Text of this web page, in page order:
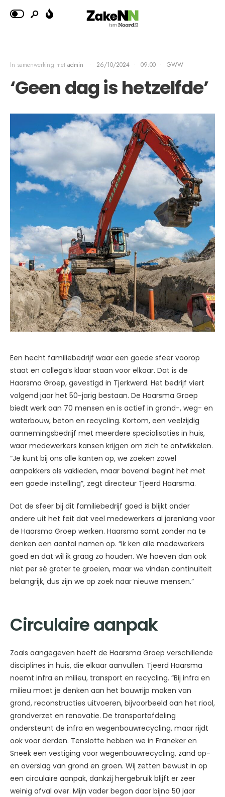
In samenwerking met admin • 26/10/2024 • 09:00 • GWW
‘Geen dag is hetzelfde’
Een hecht familiebedrijf waar een goede sfeer voorop
staat en collega’s klaar staan voor elkaar. Dat is de
Haarsma Groep, gevestigd in Tjerkwerd. Het bedrijf viert
volgend jaar het 50-jarig bestaan. De Haarsma Groep
biedt werk aan 70 mensen en is actief in grond-, weg- en
waterbouw, beton en recycling. Kortom, een veelzijdig
aannemingsbedrijf met meerdere specialisaties in huis,
waar medewerkers kansen krijgen om zich te ontwikkelen.
“Je kunt bij ons alle kanten op, we zoeken zowel
aanpakkers als vaklieden, maar bovenal begint het met
een goede instelling”, zegt directeur Tjeerd Haarsma.
Dat de sfeer bij dit familiebedrijf goed is blijkt onder
andere uit het feit dat veel medewerkers al jarenlang voor
de Haarsma Groep werken. Haarsma somt zonder na te
denken een aantal namen op. “Ik ken alle medewerkers
goed en dat wil ik graag zo houden. We hoeven dan ook
niet per sé groter te groeien, maar we vinden continuïteit
belangrijk, dus zijn we op zoek naar nieuwe mensen.”
Circulaire aanpak
Zoals aangegeven heeft de Haarsma Groep verschillende
disciplines in huis, die elkaar aanvullen. Tjeerd Haarsma
noemt infra en milieu, transport en recycling. “Bij infra en
milieu moet je denken aan het bouwrijp maken van
grond, reconstructies uitvoeren, bijvoorbeeld aan het riool,
grondverzet en renovatie. De transportafdeling
ondersteunt de infra en wegenbouwrecycling, maar rijdt
ook voor derden. Tenslotte hebben we in Franeker en
Sneek een vestiging voor wegenbouwrecycling, zand op-
en overslag van grond en groen. Wij zetten bewust in op
een circulaire aanpak, dankzij hergebruik blijft er zeer
weinig afval over. Mijn vader begon daar bijna 50 jaar